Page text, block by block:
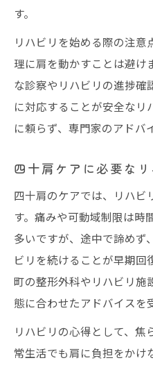
す。
リハビリを始める際の注意
理に肩を動かすことは避け
な診察やリハビリの進捗確
に対応することが安全なリ
に頼らず、専門家のアドバ
四十肩ケアに必要な
四十肩のケアでは、リハビ
す。痛みや可動域制限は時
多いですが、途中で諦めず
ビリを続けることが早期回
町の整形外科やリハビリ施
態に合わせたアドバイスを
リハビリの心得として、焦
常生活でも肩に負担をかけ